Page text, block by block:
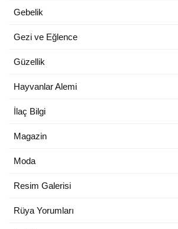
Gebelik
Gezi ve Eğlence
Güzellik
Hayvanlar Alemi
İlaç Bilgi
Magazin
Moda
Resim Galerisi
Rüya Yorumları